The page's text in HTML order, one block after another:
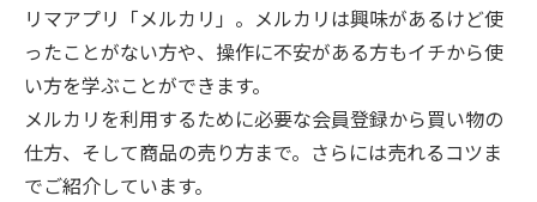
リマアプリ「メルカリ」。メルカリは興味があるけど使
ったことがない方や、操作に不安がある方もイチから使
い方を学ぶことができます。
メルカリを利用するために必要な会員登録から買い物の
仕方、そして商品の売り方まで。さらには売れるコツま
でご紹介しています。